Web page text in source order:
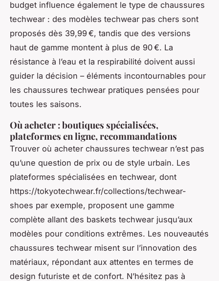
budget influence également le type de chaussures
techwear : des modèles techwear pas chers sont
proposés dès 39,99 €, tandis que des versions
haut de gamme montent à plus de 90 €. La
résistance à l’eau et la respirabilité doivent aussi
guider la décision – éléments incontournables pour
les chaussures techwear pratiques pensées pour
toutes les saisons.
Où acheter : boutiques spécialisées,
plateformes en ligne, recommandations
Trouver où acheter chaussures techwear n’est pas
qu’une question de prix ou de style urbain. Les
plateformes spécialisées en techwear, dont
https://tokyotechwear.fr/collections/techwear-
shoes par exemple, proposent une gamme
complète allant des baskets techwear jusqu’aux
modèles pour conditions extrêmes. Les nouveautés
chaussures techwear misent sur l’innovation des
matériaux, répondant aux attentes en termes de
design futuriste et de confort. N’hésitez pas à